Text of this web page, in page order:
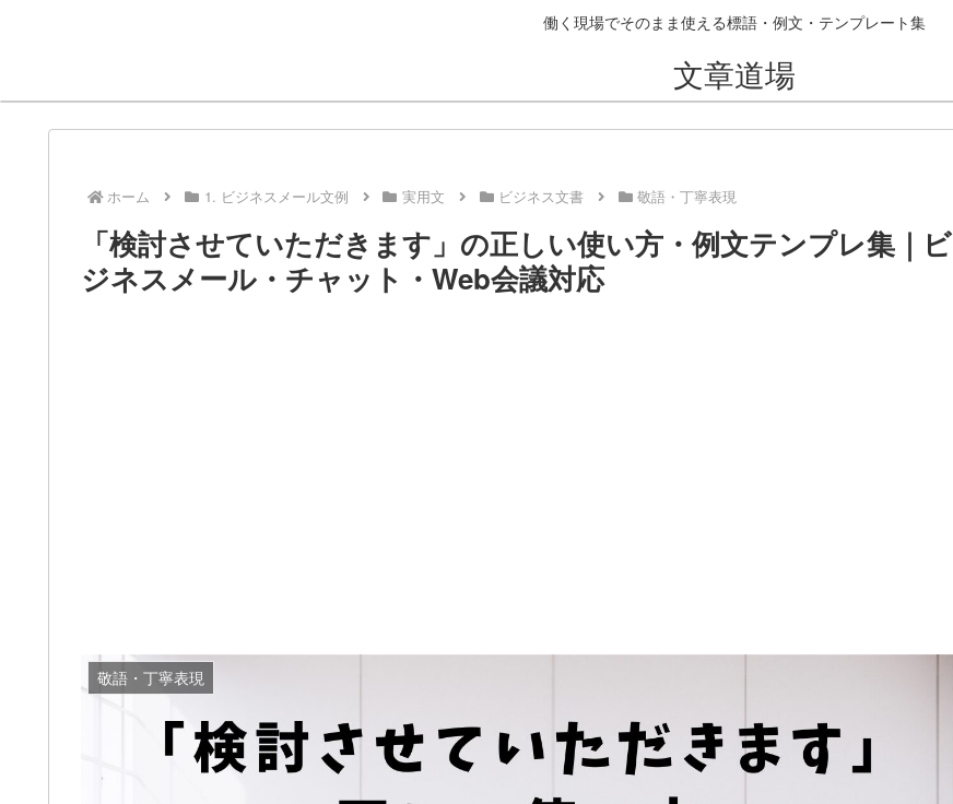
働く現場でそのまま使える標語・例文・テンプレート集
文章道場
ホーム 1. ビジネスメール文例 実用文 ビジネス文書 敬語・丁寧表現
「検討させていただきます」の正しい使い方・例文テンプレ集｜ビ
ジネスメール・チャット・Web会議対応
敬語・丁寧表現